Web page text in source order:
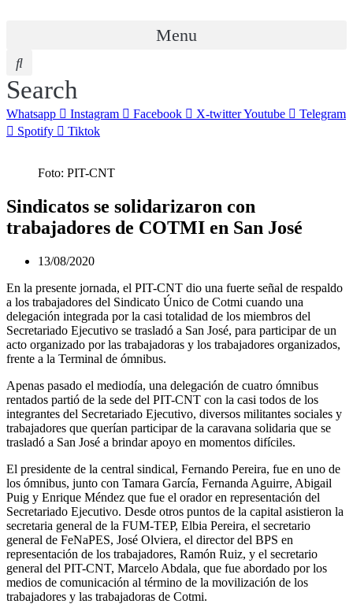
Menu
Search
Whatsapp Instagram Facebook X-twitterYoutube
Telegram
Spotify
Tiktok
Foto: PIT-CNT
Sindicatos se solidarizaron con
trabajadores de COTMI en San José
13/08/2020
En la presente jornada, el PIT-CNT dio una fuerte señal de respaldo
a los trabajadores del Sindicato Único de Cotmi cuando una
delegación integrada por la casi totalidad de los miembros del
Secretariado Ejecutivo se trasladó a San José, para participar de un
acto organizado por las trabajadoras y los trabajadores organizados,
frente a la Terminal de ómnibus.
Apenas pasado el mediodía, una delegación de cuatro ómnibus
rentados partió de la sede del PIT-CNT con la casi todos de los
integrantes del Secretariado Ejecutivo, diversos militantes sociales y
trabajadores que querían participar de la caravana solidaria que se
trasladó a San José a brindar apoyo en momentos difíciles.
El presidente de la central sindical, Fernando Pereira, fue en uno de
los ómnibus, junto con Tamara García, Fernanda Aguirre, Abigail
Puig y Enrique Méndez que fue el orador en representación del
Secretariado Ejecutivo. Desde otros puntos de la capital asistieron la
secretaria general de la FUM-TEP, Elbia Pereira, el secretario
general de FeNaPES, José Olviera, el director del BPS en
representación de los trabajadores, Ramón Ruiz, y el secretario
general del PIT-CNT, Marcelo Abdala, que fue abordado por los
medios de comunicación al término de la movilización de los
trabajadores y las trabajadoras de Cotmi.